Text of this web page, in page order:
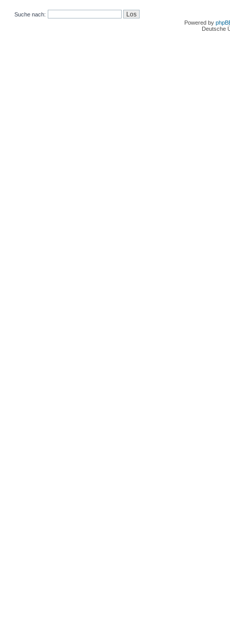
Suche nach:
Powered by
Deutsche